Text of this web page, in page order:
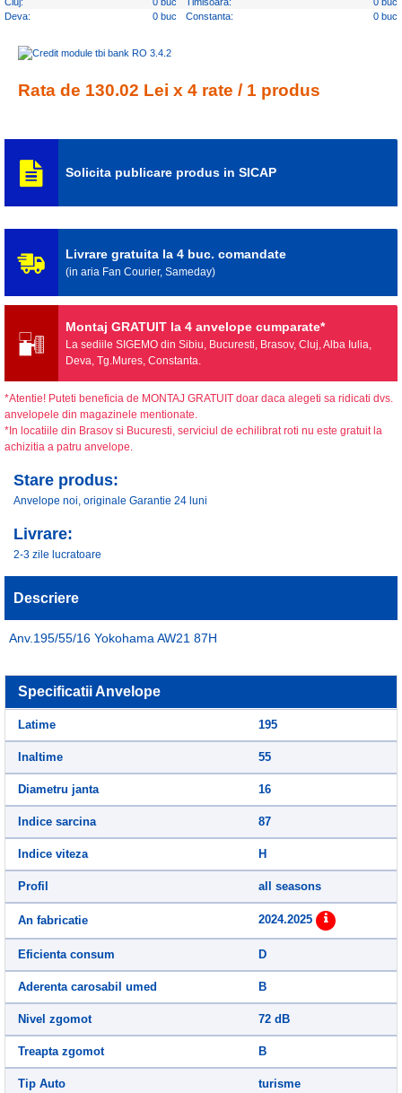
Deva:
0 buc Constanta: 0 buc
Rata de 130.02 Lei x 4 rate / 1 produs
Solicita publicare produs in SICAP
Livrare gratuita la 4 buc. comandate
(in aria Fan Courier, Sameday)
Montaj GRATUIT la 4 anvelope cumparate*
La sediile SIGEMO din Sibiu, Bucuresti, Brasov, Cluj, Alba Iulia,
Deva, Tg.Mures, Constanta.
*Atentie! Puteti beneficia de MONTAJ GRATUIT doar daca alegeti sa ridicati dvs.
anvelopele din magazinele mentionate.
*In locatiile din Brasov si Bucuresti, serviciul de echilibrat roti nu este gratuit la
achizitia a patru anvelope.
Stare produs:
Anvelope noi, originale Garantie 24 luni
Livrare:
2-3 zile lucratoare
Descriere
Anv.195/55/16 Yokohama AW21 87H
Specificatii Anvelope
Latime 195
Inaltime 55
Diametru janta 16
Indice sarcina 87
Indice viteza H
Profil all seasons
An fabricatie 2024.2025
Eficienta consum D
Aderenta carosabil umed B
Nivel zgomot 72 dB
Treapta zgomot B
Tip Auto turisme